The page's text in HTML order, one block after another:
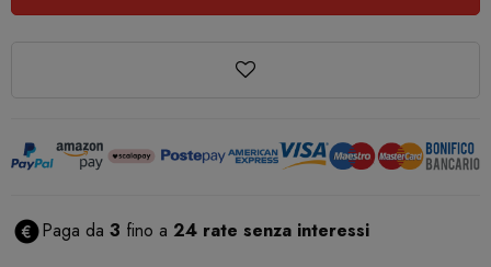
Paga da 3 fino a 24 rate senza interessi